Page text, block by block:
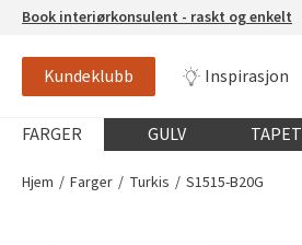
Book interiørkonsulent - raskt og enkelt
Kundeklubb Inspirasjon
Globalnavigasjon mobil
FARGER GULV TAPET
S1515-B20G
Hjem Farger Turkis S1515-B20G